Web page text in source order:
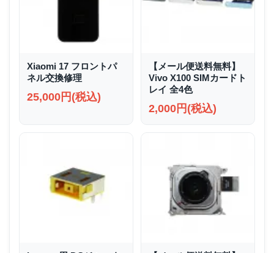
Xiaomi 17 フロントパ
ネル交換修理
25,000円(税込)
【メール便送料無料】
Vivo X100 SIMカードト
レイ 全4色
2,000円(税込)